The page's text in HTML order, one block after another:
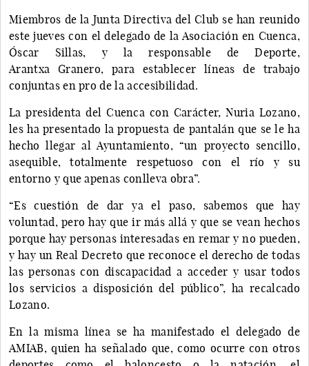
Miembros de la Junta Directiva del Club se han reunido
este jueves con el delegado de la Asociación en Cuenca,
Óscar Sillas, y la responsable de Deporte,
Arantxa Granero, para establecer líneas de trabajo
conjuntas en pro de la accesibilidad.
La presidenta del Cuenca con Carácter, Nuria Lozano,
les ha presentado la propuesta de pantalán que se le ha
hecho llegar al Ayuntamiento, “un proyecto sencillo,
asequible, totalmente respetuoso con el río y su
entorno y que apenas conlleva obra”.
“Es cuestión de dar ya el paso, sabemos que hay
voluntad, pero hay que ir más allá y que se vean hechos
porque hay personas interesadas en remar y no pueden,
y hay un Real Decreto que reconoce el derecho de todas
las personas con discapacidad a acceder y usar todos
los servicios a disposición del público”, ha recalcado
Lozano.
En la misma línea se ha manifestado el delegado de
AMIAB, quien ha señalado que, como ocurre con otros